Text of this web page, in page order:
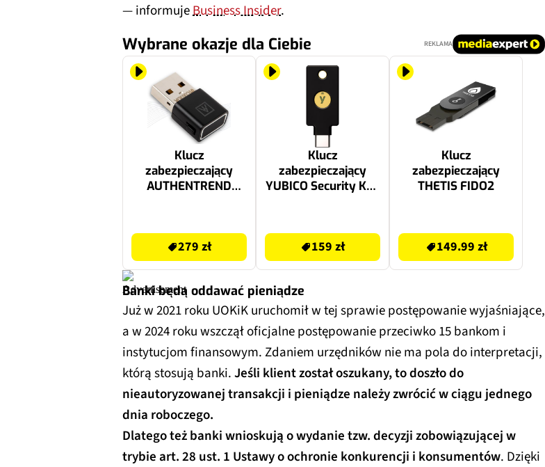
— informujeBusiness Insider.
Wybrane okazje dla Ciebie REKLAMA
Klucz
zabezpieczający
AUTHENTREND
279 zł
Klucz
zabezpieczający
YUBICO Security Key
159 zł
Klucz
zabezpieczający
THETIS FIDO2
149.99 zł
Banki będą oddawać pieniądze
Już w 2021 roku UOKiK uruchomił w tej sprawie postępowanie wyjaśniające,
a w 2024 roku wszczął oficjalne postępowanie przeciwko 15 bankom i
instytucjom finansowym. Zdaniem urzędników nie ma pola do interpretacji,
którą stosują banki.Jeśli klient został oszukany, to doszło do
nieautoryzowanej transakcji i pieniądze należy zwrócić w ciągu jednego
dnia roboczego.
Dlatego też banki wnioskują o wydanie tzw. decyzji zobowiązującej w
trybie art. 28 ust. 1 Ustawy o ochronie konkurencji i konsumentów. Dzięki